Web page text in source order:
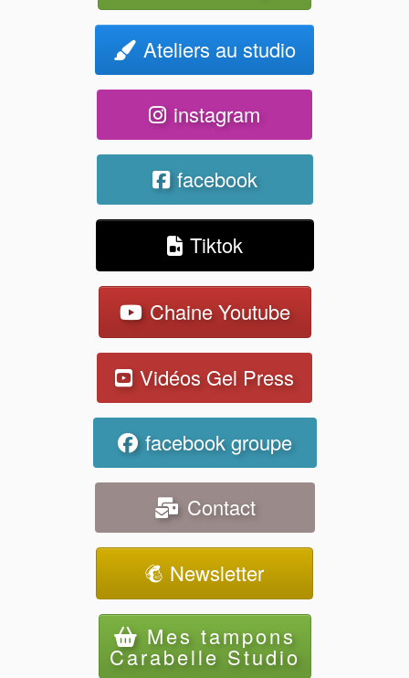
Ateliers au studio
instagram
facebook
Tiktok
Chaine Youtube
Vidéos Gel Press
facebook groupe
Contact
Newsletter
Mes tampons
Carabelle Studio